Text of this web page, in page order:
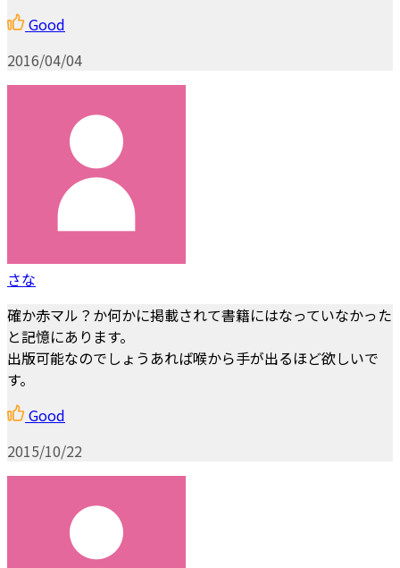
Good
2016/04/04
さな
確か赤マル？か何かに掲載されて書籍にはなっていなかった
と記憶にあります。
出版可能なのでしょうあれば喉から手が出るほど欲しいで
す。
Good
2015/10/22